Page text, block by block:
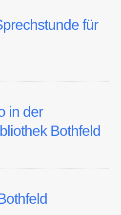
für
in der
Bothfeld